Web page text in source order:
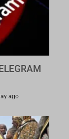
ago